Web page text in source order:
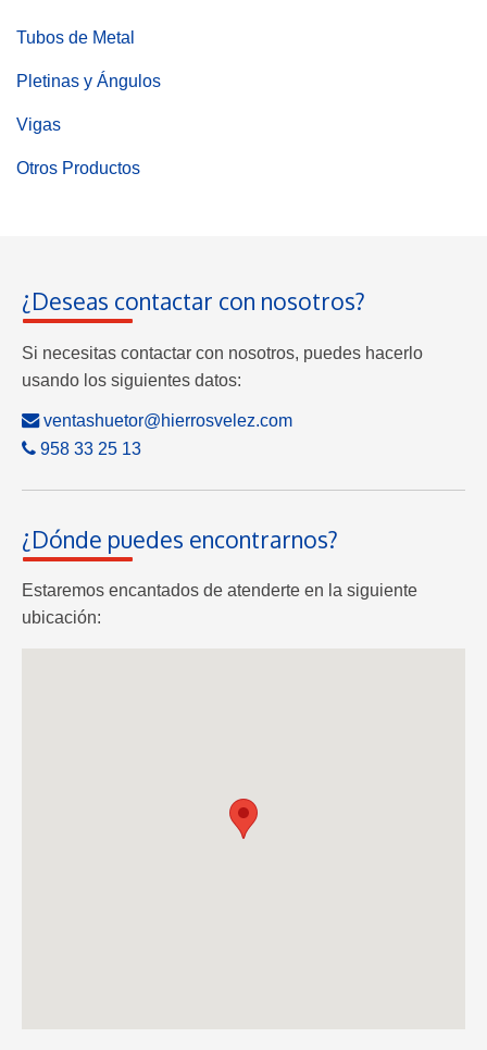
Tubos de Metal
Pletinas y Ángulos
Vigas
Otros Productos
¿Deseas contactar con nosotros?
Si necesitas contactar con nosotros, puedes hacerlo
usando los siguientes datos:
ventashuetor@hierrosvelez.com
958 33 25 13
¿Dónde puedes encontrarnos?
Estaremos encantados de atenderte en la siguiente
ubicación: